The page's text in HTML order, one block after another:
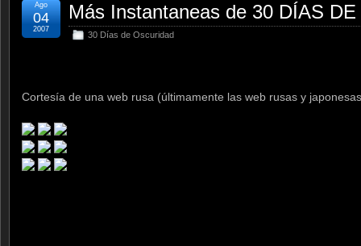
Más Instantaneas de 30 DÍAS
30 Días de Oscuridad
Ago
04
2007
Cortesía de una web rusa (últimamente las web rusas y